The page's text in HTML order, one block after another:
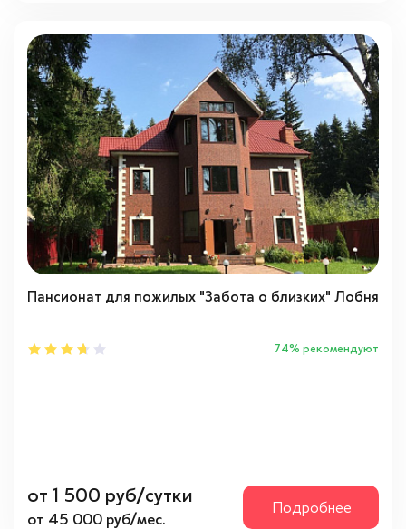
Пансионат для пожилых "Забота о близких" Лобня
74% рекомендуют
от 1 500 руб/сутки
от 45 000 руб/мес.
Подробнее